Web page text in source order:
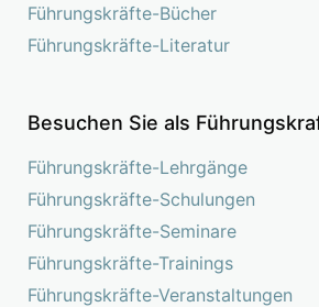
Führungskräfte-Bücher
Führungskräfte-Literatur
Besuchen Sie als
Führungskräfte-Lehrgänge
Führungskräfte-Schulungen
Führungskräfte-Seminare
Führungskräfte-Trainings
Führungskräfte-Veranstaltungen